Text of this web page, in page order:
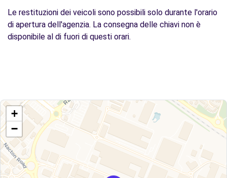
Le restituzioni dei veicoli sono possibili solo durante l'orario
di apertura dell'agenzia. La consegna delle chiavi non è
disponibile al di fuori di questi orari.
+
−